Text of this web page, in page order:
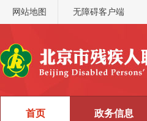
网站地图 无障碍客户端
首页 政务信息